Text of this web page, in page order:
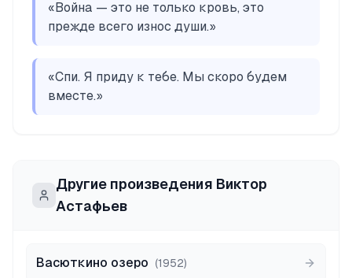
«Война — это не только кровь, это
прежде всего износ души.»
«Спи. Я приду к тебе. Мы скоро будем
вместе.»
Другие произведения Виктор
Астафьев
Васюткино озеро (1952)